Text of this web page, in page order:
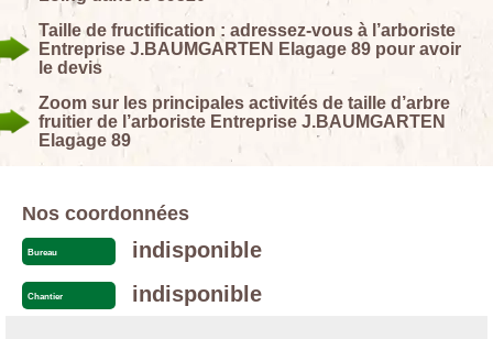
Taille de fructification : adressez-vous à l’arboriste
Entreprise J.BAUMGARTEN Elagage 89 pour avoir
le devis
Zoom sur les principales activités de taille d’arbre
fruitier de l’arboriste Entreprise J.BAUMGARTEN
Elagage 89
Nos coordonnées
Bureau indisponible
Chantier indisponible